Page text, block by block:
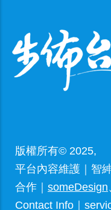
版權所有© 2025,
平台內容維護｜智
合作｜ someDesign
Contact Info｜